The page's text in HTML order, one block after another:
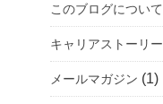
このブログについて
キャリアストーリー
メールマガジン (1)